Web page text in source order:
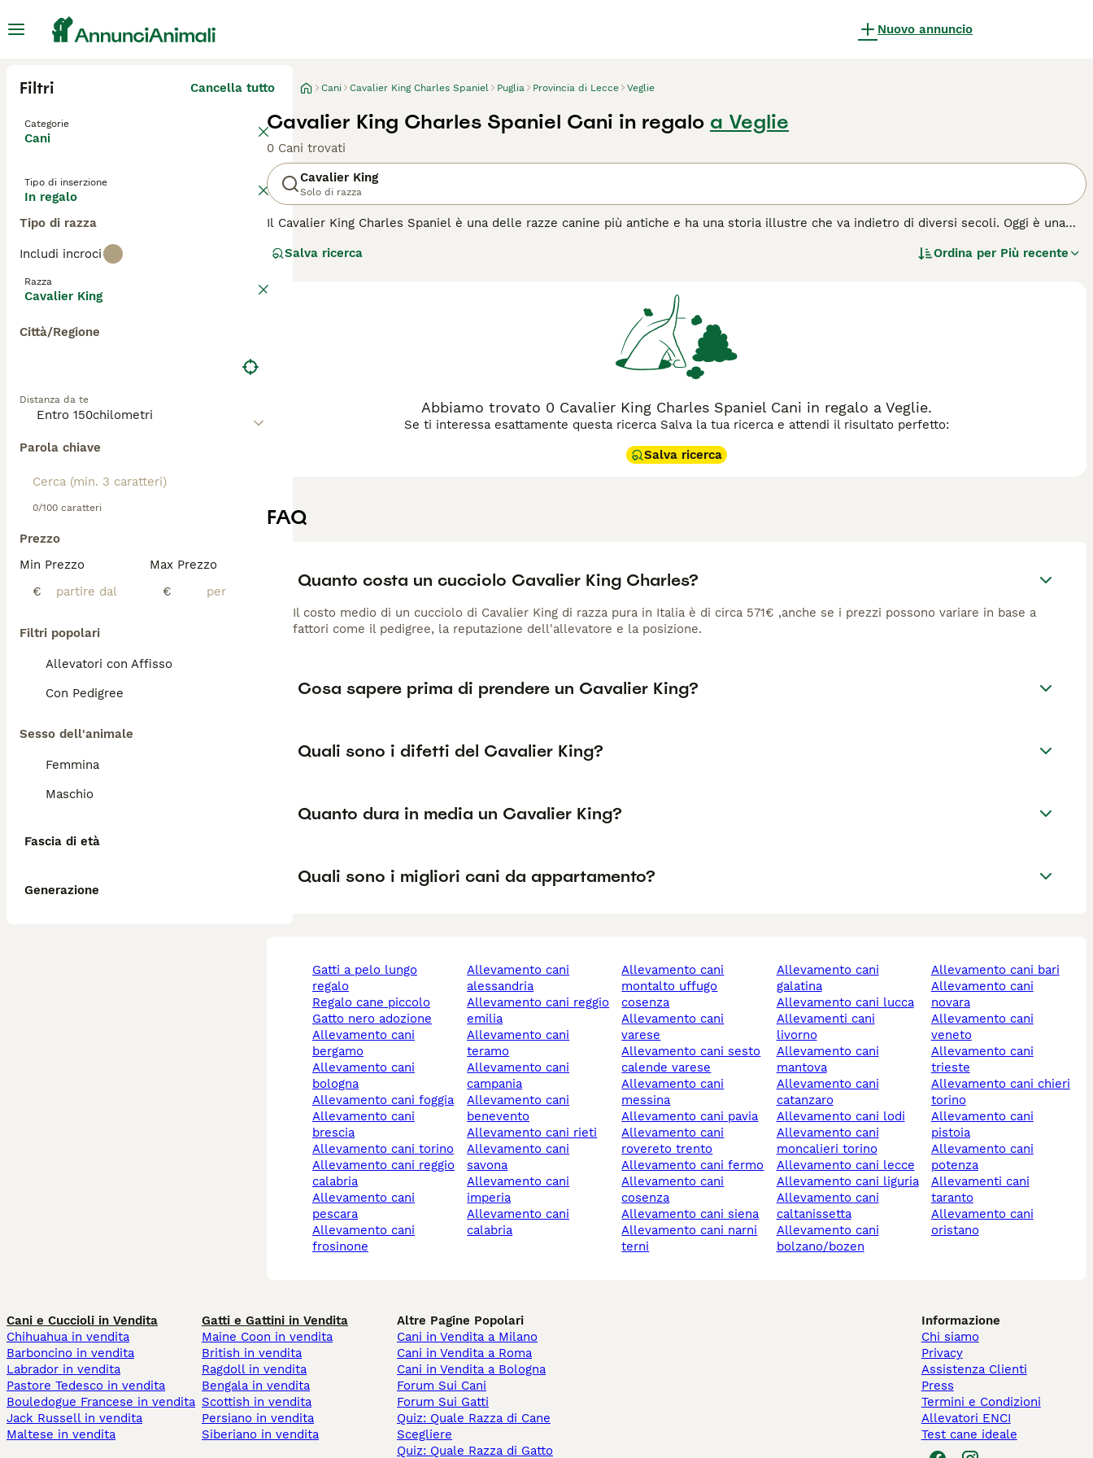
Nuovo annuncio
Filtri Cancella tutto
Categorie
Cani
Tipo di inserzione
In regalo
Tipo di razza
Includi incroci
Razza
Cavalier King
Città/Regione
Distanza da te
Parola chiave
0/100 caratteri
Prezzo
Min Prezzo
€
Max Prezzo
€
Filtri popolari
Allevatori con Affisso
Con Pedigree
Sesso dell'animale
Femmina
Maschio
Fascia di età
Generazione
Cani Cavalier King Charles Spaniel Puglia Provincia di Lecce Veglie
Cavalier King Charles Spaniel Cani in regalo a Veglie
0 Cani trovati
Cavalier King
Solo di razza
Il Cavalier King Charles Spaniel è una delle razze canine più antiche e ha una storia illustre che va indietro di diversi secoli. Oggi è una
snob.
Leggi la
Salva ricerca Ordina per Più recente
Abbiamo trovato 0 Cavalier King Charles Spaniel Cani in regalo a Veglie.
Se ti interessa esattamente questa ricerca Salva la tua ricerca e attendi il risultato perfetto:
Salva ricerca
FAQ
Quanto costa un cucciolo Cavalier King Charles?
Il costo medio di un cucciolo di Cavalier King di razza pura in Italia è di circa 571€ ,anche se i prezzi possono variare in base a
fattori come il pedigree, la reputazione dell'allevatore e la posizione.
Cosa sapere prima di prendere un Cavalier King?
Quali sono i difetti del Cavalier King?
Quanto dura in media un Cavalier King?
Quali sono i migliori cani da appartamento?
gatti a pelo lungo
regalo
regalo cane piccolo
gatto nero adozione
allevamento cani
bergamo
allevamento cani
bologna
allevamento cani foggia
allevamento cani
brescia
allevamento cani torino
allevamento cani reggio
calabria
allevamento cani
pescara
allevamento cani
frosinone
allevamento cani
alessandria
allevamento cani reggio
emilia
allevamento cani
teramo
allevamento cani
campania
allevamento cani
benevento
allevamento cani rieti
allevamento cani
savona
allevamento cani
imperia
allevamento cani
calabria
allevamento cani
montalto uffugo
cosenza
allevamento cani
varese
allevamento cani sesto
calende varese
allevamento cani
messina
allevamento cani pavia
allevamento cani
rovereto trento
allevamento cani fermo
allevamento cani
cosenza
allevamento cani siena
allevamento cani narni
terni
allevamento cani
galatina
allevamento cani lucca
allevamenti cani
livorno
allevamento cani
mantova
allevamento cani
catanzaro
allevamento cani lodi
allevamento cani
moncalieri torino
allevamento cani lecce
allevamento cani liguria
allevamento cani
caltanissetta
allevamento cani
bolzano/bozen
allevamento cani bari
allevamento cani
novara
allevamento cani
veneto
allevamento cani
trieste
allevamento cani chieri
torino
allevamento cani
pistoia
allevamento cani
potenza
allevamenti cani
taranto
allevamento cani
oristano
Cani e Cuccioli in Vendita
Chihuahua in vendita
Barboncino in vendita
Labrador in vendita
Pastore Tedesco in vendita
Bouledogue Francese in vendita
Jack Russell in vendita
Maltese in vendita
Gatti e Gattini in Vendita
Maine Coon in vendita
British in vendita
Ragdoll in vendita
Bengala in vendita
Scottish in vendita
Persiano in vendita
Siberiano in vendita
Altre Pagine Popolari
Cani in Vendita a Milano
Cani in Vendita a Roma
Cani in Vendita a Bologna
Forum Sui Cani
Forum Sui Gatti
Quiz: Quale Razza di Cane
Scegliere
Quiz: Quale Razza di Gatto
Informazione
Chi siamo
Privacy
Assistenza Clienti
Press
Termini e Condizioni
Allevatori ENCI
Test cane ideale